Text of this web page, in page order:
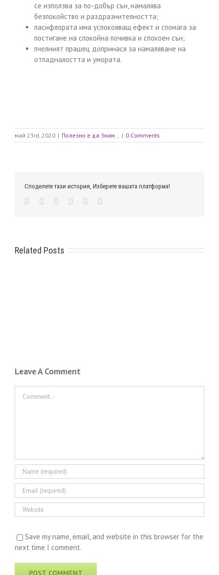
се използва за по-добър сън, намалява
безпокойство и раздразнителността;
пасифлората има успокояващ ефект и спомага за
постигане на спокойна почивка и спокоен сън;
пчелният прашец допринася за намаляване на
отпадналостта и умората.
май 23rd, 2020 | Полезно е да Знам… | 0 Comments
Споделете тази история, Изберете вашата платформа!
facebook
twitter linkedintumblr pinterest
Related Posts
Leave A Comment
Save my name, email, and website in this browser for the
next time I comment.